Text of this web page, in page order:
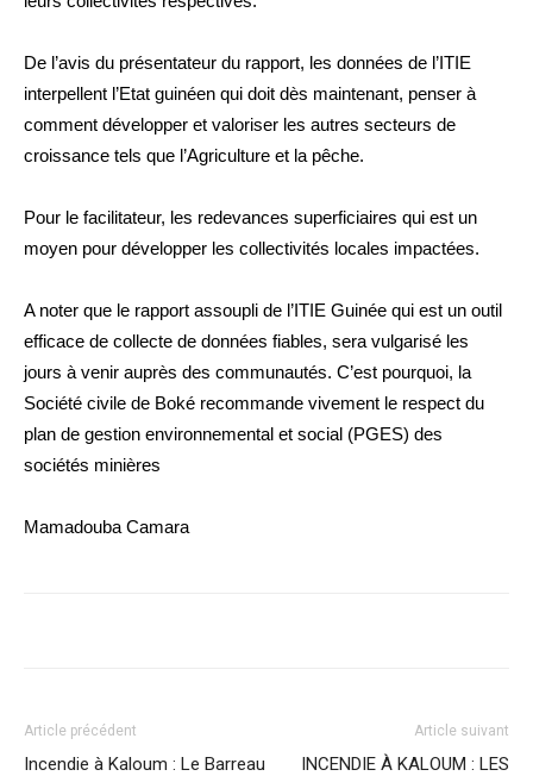
De l’avis du présentateur du rapport, les données de l’ITIE
interpellent l’Etat guinéen qui doit dès maintenant, penser à
comment développer et valoriser les autres secteurs de
croissance tels que l’Agriculture et la pêche.
Pour le facilitateur, les redevances superficiaires qui est un
moyen pour développer les collectivités locales impactées.
A noter que le rapport assoupli de l’ITIE Guinée qui est un outil
efficace de collecte de données fiables, sera vulgarisé les
jours à venir auprès des communautés. C’est pourquoi, la
Société civile de Boké recommande vivement le respect du
plan de gestion environnemental et social (PGES) des
sociétés minières
Mamadouba Camara
Article précédent
Incendie à Kaloum : Le Barreau
Article suivant
INCENDIE À KALOUM : LES